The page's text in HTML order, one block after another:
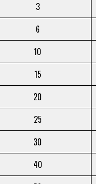
3
6
10
15
20
25
30
40